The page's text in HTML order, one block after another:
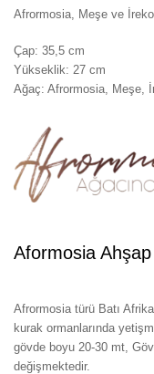
Afrormosia, Meşe ve İreko
Çap: 35,5 cm
Yükseklik: 27 cm
Ağaç: Afrormosia, Meşe,
Aformosia Ahşap
Afrormosia türü Batı
kurak ormanlarında
gövde boyu 20-30 mt,
değişmektedir.